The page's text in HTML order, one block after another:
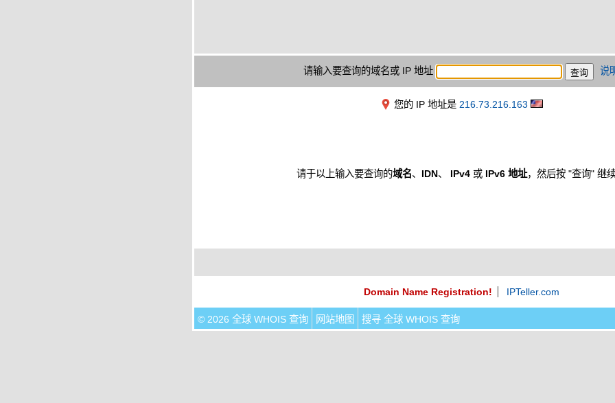
请输入要查询的域名或 IP 地址 说
您的 IP 地址是 216.73.216.163
请于以上输入要查询的域名、 IDN、 IPv4 或 IPv6 地址，然后按 "查询" 继续
Domain Name Registration! IPTeller.com
© 2026 全球 WHOIS 查询 网站地图 搜寻 全球 WHOIS 查询